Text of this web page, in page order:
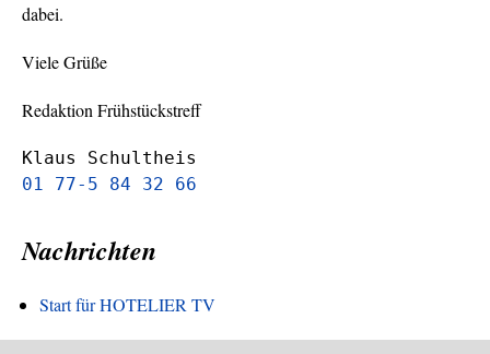
dabei.
Viele Grüße
Redaktion Frühstückstreff
Klaus Schultheis
01 77-5 84 32 66
Nachrichten
Start für HOTELIER TV